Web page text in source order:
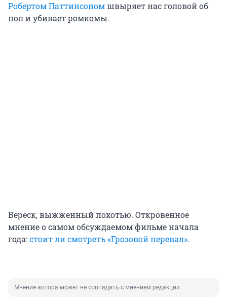
Робертом Паттинсономшвыряет нас головой об
пол и убивает ромкомы.
Вереск, выжженный похотью. Откровенное
мнение о самом обсуждаемом фильме начала
года:стоит ли смотреть «Грозовой перевал».
Мнение автора может не совпадать с мнением редакции